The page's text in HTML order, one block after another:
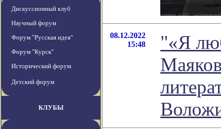
Дискуссионный клуб
Научный форум
Форум "Русская идея"
Форум "Курск"
Исторический форум
Детский форум
КЛУБЫ
08.12.2022
15:48
"«Я